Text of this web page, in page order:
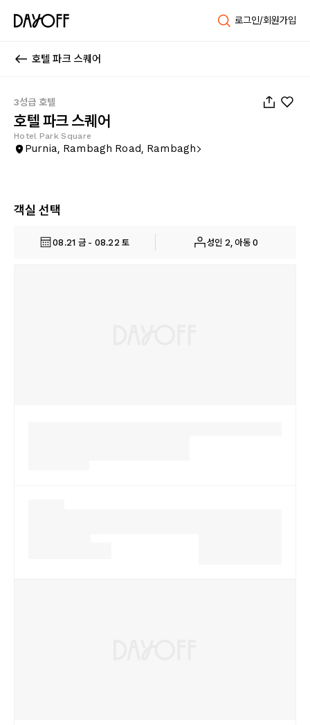
로그인/회원가입
호텔 파크 스퀘어
3성급 호텔
호텔 파크 스퀘어
Hotel Park Square
Purnia, Rambagh Road, Rambagh
객실 선택
08.21 금 - 08.22 토 성인 2, 아동 0